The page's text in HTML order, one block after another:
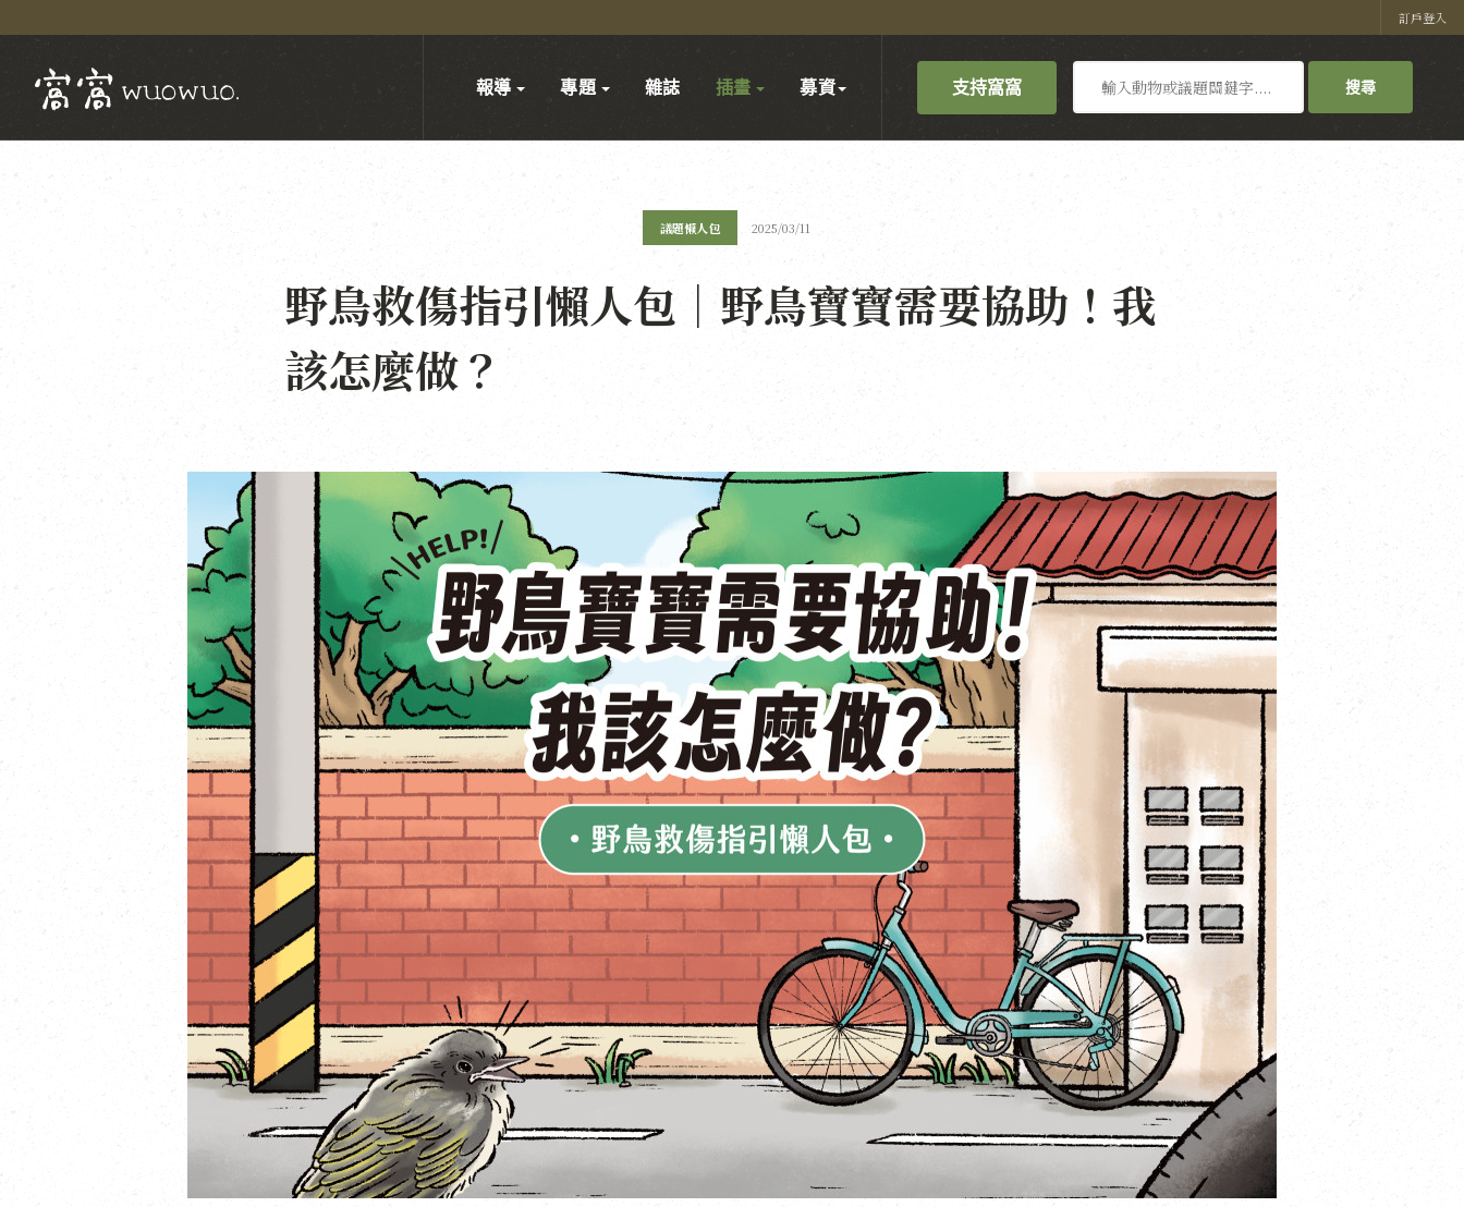
訂戶登入
支持窩窩
尋
搜尋
報導 專題 雜誌 插畫 募資
議題懶人包 2025/03/11
野鳥救傷指引懶人包｜野鳥寶寶需要協助！我
該怎麼做？